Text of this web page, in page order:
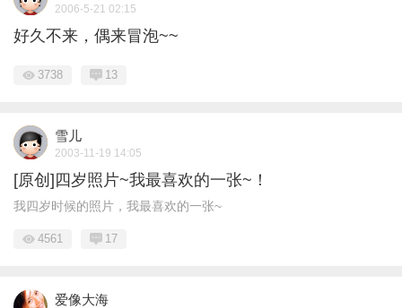
2006-5-21 02:15
好久不来，偶来冒泡~~
3738 13
雪儿
2003-11-19 14:05
[原创]四岁照片~我最喜欢的一张~！
我四岁时候的照片，我最喜欢的一张~
4561 17
爱像大海